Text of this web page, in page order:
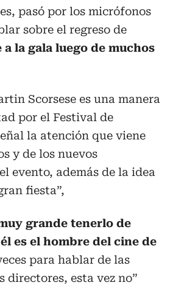
pasó por los micrófonos
sobre el regreso de
la gala luego de muchos
Scorsese es una manera
por el Festival de
la atención que viene
y de los nuevos
evento, además de la idea
fiesta”,
grande tenerlo de
es el hombre del cine de
para hablar de las
directores, esta vez no”